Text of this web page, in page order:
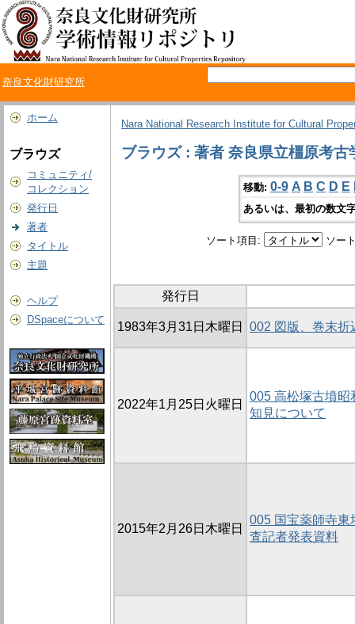
奈良文化財研究所
ホーム
ブラウズ
コミュニティ/
コレクション
発行日
著者
タイトル
主題
ヘルプ
DSpaceについて
Nara National Research Institute for Cultural
ブラウズ : 著者 奈良県立橿原考古
移動: 0-9 A B C D E
あるいは、最初の数文
ソート項目: ソー
発行日
1983年3月31日木曜日 002 図版、巻末折
2022年1月25日火曜日
005 高松塚古墳昭
知見について
2015年2月26日木曜日
005 国宝薬師寺東
査記者発表資料